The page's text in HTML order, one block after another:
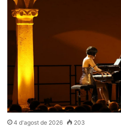
4 d'agost de 2026 203